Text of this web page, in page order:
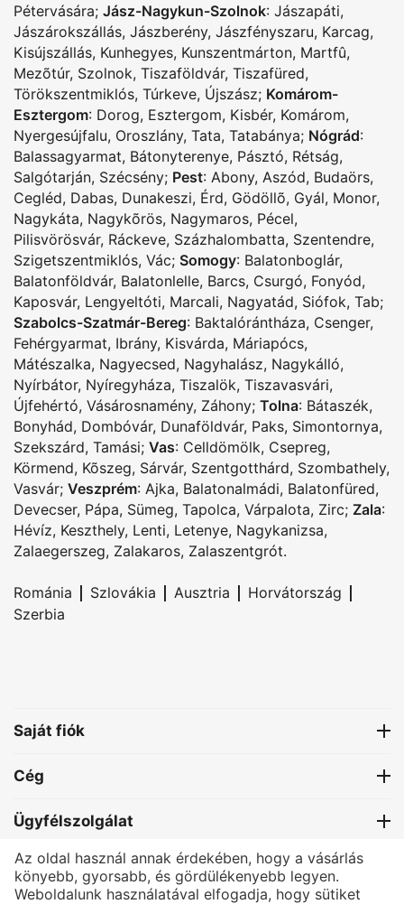
Pétervására; Jász-Nagykun-Szolnok: Jászapáti,
Jászárokszállás, Jászberény, Jászfényszaru, Karcag,
Kisújszállás, Kunhegyes, Kunszentmárton, Martfû,
Mezõtúr, Szolnok, Tiszaföldvár, Tiszafüred,
Törökszentmiklós, Túrkeve, Újszász; Komárom-
Esztergom: Dorog, Esztergom, Kisbér, Komárom,
Nyergesújfalu, Oroszlány, Tata, Tatabánya; Nógrád:
Balassagyarmat, Bátonyterenye, Pásztó, Rétság,
Salgótarján, Szécsény; Pest: Abony, Aszód, Budaörs,
Cegléd, Dabas, Dunakeszi, Érd, Gödöllõ, Gyál, Monor,
Nagykáta, Nagykõrös, Nagymaros, Pécel,
Pilisvörösvár, Ráckeve, Százhalombatta, Szentendre,
Szigetszentmiklós, Vác; Somogy: Balatonboglár,
Balatonföldvár, Balatonlelle, Barcs, Csurgó, Fonyód,
Kaposvár, Lengyeltóti, Marcali, Nagyatád, Siófok, Tab;
Szabolcs-Szatmár-Bereg: Baktalórántháza, Csenger,
Fehérgyarmat, Ibrány, Kisvárda, Máriapócs,
Mátészalka, Nagyecsed, Nagyhalász, Nagykálló,
Nyírbátor, Nyíregyháza, Tiszalök, Tiszavasvári,
Újfehértó, Vásárosnamény, Záhony; Tolna: Bátaszék,
Bonyhád, Dombóvár, Dunaföldvár, Paks, Simontornya,
Szekszárd, Tamási; Vas: Celldömölk, Csepreg,
Körmend, Kõszeg, Sárvár, Szentgotthárd, Szombathely,
Vasvár; Veszprém: Ajka, Balatonalmádi, Balatonfüred,
Devecser, Pápa, Sümeg, Tapolca, Várpalota, Zirc; Zala:
Hévíz, Keszthely, Lenti, Letenye, Nagykanizsa,
Zalaegerszeg, Zalakaros, Zalaszentgrót.
Románia | Szlovákia | Ausztria | Horvátország |
Szerbia
Saját fiók
Cég
Ügyfélszolgálat
Kapcsolat
Az oldal használ annak érdekében, hogy a vásárlás
könyebb, gyorsabb, és gördülékenyebb legyen.
Weboldalunk használatával elfogadja, hogy sütiket